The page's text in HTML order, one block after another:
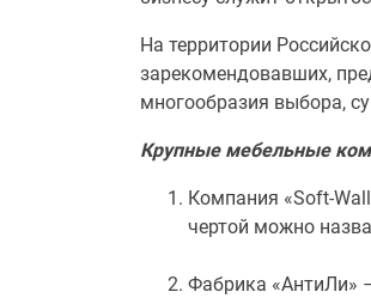
На территории
зарекомендовавших,
многообразия выбора,
Крупные мебельные
Компания «Soft-
чертой можно
Фабрика «АнтиЛи»